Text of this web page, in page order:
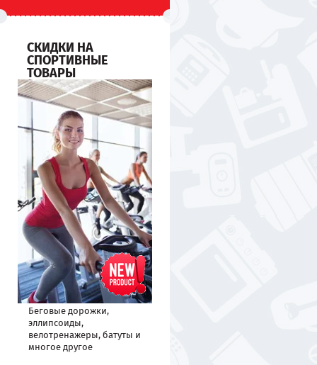
СКИДКИ НА
СПОРТИВНЫЕ
ТОВАРЫ
Беговые дорожки,
эллипсоиды,
велотренажеры, батуты и
многое другое